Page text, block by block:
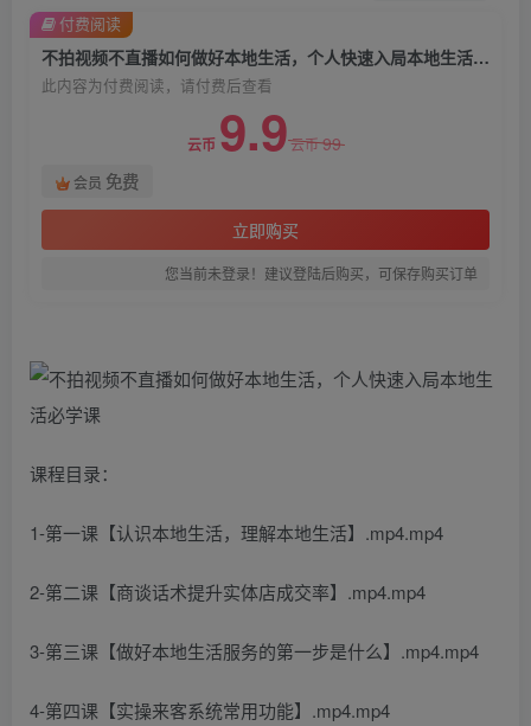
不拍视频不直播如何做好本地生活，个人快速入局本地生活必学课
此内容为付费阅读，请付费后查看
云币 9.9云币99
会员 免费
立即购买
您当前未登录！建议登陆后购买，可保存购买订单
付费阅读
课程目录：
1-第一课【认识本地生活，理解本地生活】.mp4.mp4
2-第二课【商谈话术提升实体店成交率】.mp4.mp4
3-第三课【做好本地生活服务的第一步是什么】.mp4.mp4
4-第四课【实操来客系统常用功能】.mp4.mp4